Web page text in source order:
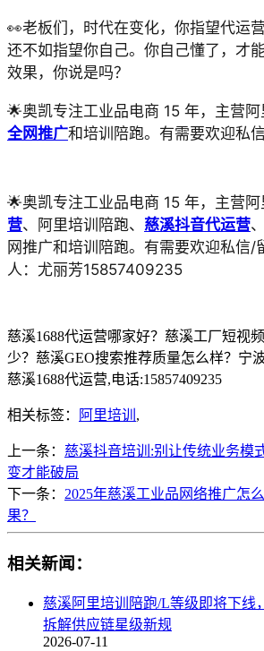
👀老板们，时代在变化，你指望代运
还不如指望你自己。你自己懂了，才
效果，你说是吗？
🌟奥凯专注工业品电商 15 年，主营
全网推广和培训陪跑。有需要欢迎私
🌟奥凯专注工业品电商 15 年，主营阿
营、阿里培训陪跑、 慈溪抖音代运营
网推广和培训陪跑。有需要欢迎私信/
人：尤丽芳15857409235
慈溪1688代运营哪家好？慈溪工厂短视
少？慈溪GEO搜索推荐质量怎么样？宁
慈溪1688代运营,电话:15857409235
相关标签： 阿里培训 ,
上一条： 慈溪抖音培训:别让传统业务模
变才能破局
下一条： 2025年慈溪工业品网络推广怎
果？
相关新闻：
慈溪阿里培训陪跑/L等级即将下线
拆解供应链星级新规
2026-07-11